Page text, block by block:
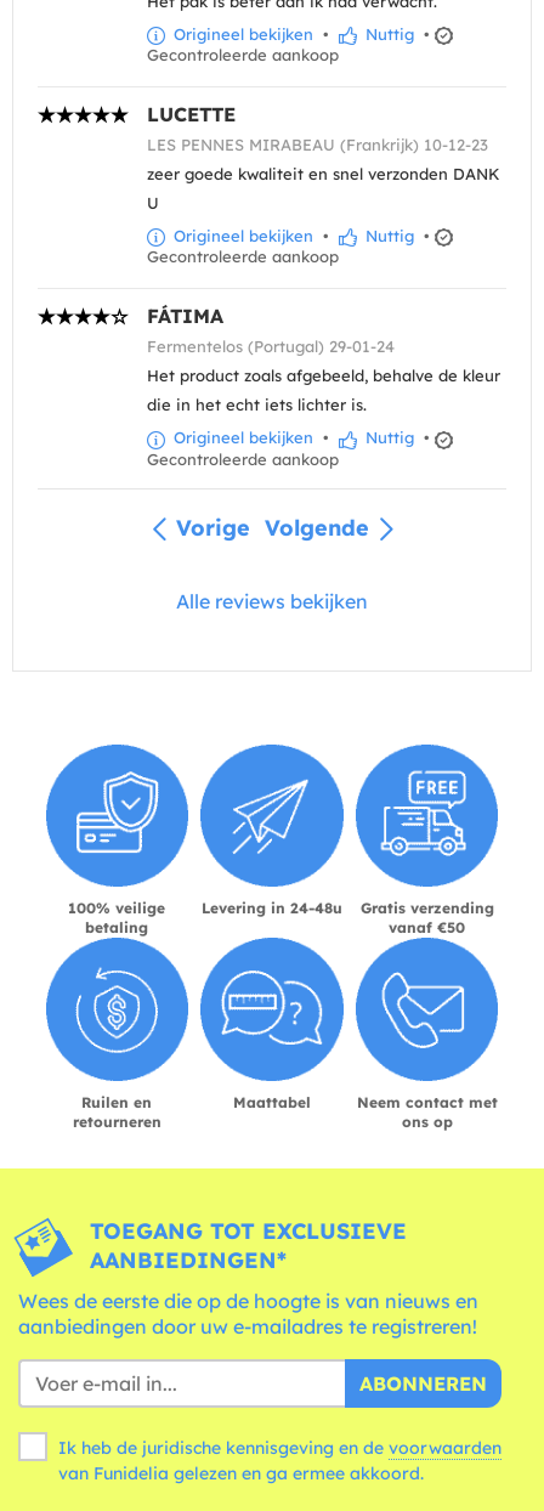
Origineel bekijken • Nuttig •
Gecontroleerde aankoop
LUCETTE
LES PENNES MIRABEAU (Frankrijk) 10-12-23
zeer goede kwaliteit en snel verzonden DANK
U
Origineel bekijken • Nuttig •
Gecontroleerde aankoop
FÁTIMA
Fermentelos (Portugal) 29-01-24
Het product zoals afgebeeld, behalve de kleur
die in het echt iets lichter is.
Origineel bekijken • Nuttig •
Gecontroleerde aankoop
Vorige Volgende
Alle reviews bekijken
100% veilige
betaling
Levering in 24-48u
Gratis verzending
vanaf €50
Ruilen en
retourneren
Maattabel
Neem contact met
ons op
TOEGANG TOT EXCLUSIEVE
AANBIEDINGEN*
Wees de eerste die op de hoogte is van nieuws en
aanbiedingen door uw e-mailadres te registreren!
ABONNEREN
Ik heb de juridische kennisgeving en de voorwaarden
van Funidelia gelezen en ga ermee akkoord.